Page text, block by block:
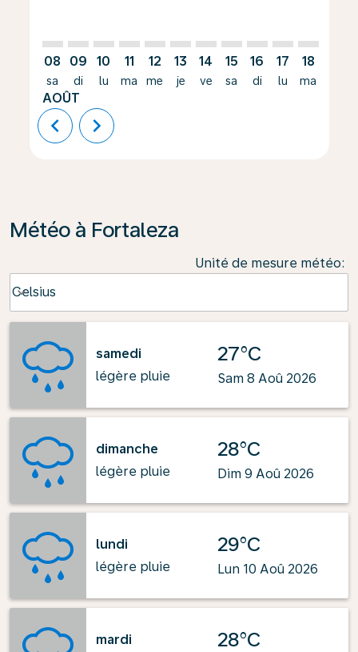
08
sa
AOÛT
09
di
10
lu
11
ma
12
me
13
je
14
ve
15
sa
16
di
17
lu
18
ma
chevron_left chevron_right
Météo à Fortaleza
Unité de mesure météo:
Celsius
keyboard_arrow_down
samedi
légère pluie
27°C
Sam 8 Aoû 2026
dimanche
légère pluie
28°C
Dim 9 Aoû 2026
lundi
légère pluie
29°C
Lun 10 Aoû 2026
mardi
28°C